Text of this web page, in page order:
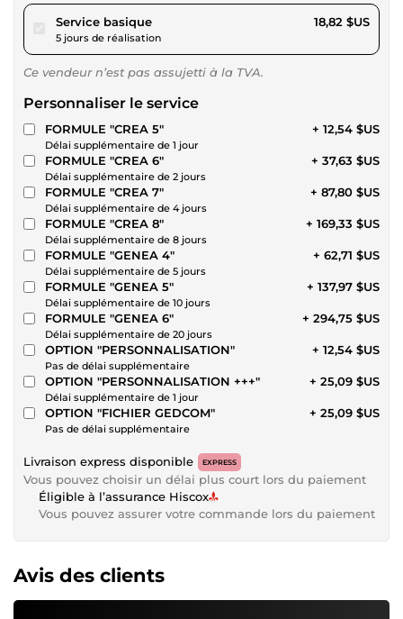
Service basiquepour 17,34 $US
5 jours de réalisation
18,82 $US
Ce vendeur n’est pas assujetti à la TVA.
Personnaliser le service
FORMULE "CREA 5"
Délai supplémentaire de 1 jour
+ 12,54 $US
FORMULE "CREA 6"
Délai supplémentaire de 2 jours
+ 37,63 $US
FORMULE "CREA 7"
Délai supplémentaire de 4 jours
+ 87,80 $US
FORMULE "CREA 8"
Délai supplémentaire de 8 jours
+ 169,33 $US
FORMULE "GENEA 4"
Délai supplémentaire de 5 jours
+ 62,71 $US
FORMULE "GENEA 5"
Délai supplémentaire de 10 jours
+ 137,97 $US
FORMULE "GENEA 6"
Délai supplémentaire de 20 jours
+ 294,75 $US
OPTION "PERSONNALISATION"
Pas de délai supplémentaire
+ 12,54 $US
OPTION "PERSONNALISATION +++"
Délai supplémentaire de 1 jour
+ 25,09 $US
OPTION "FICHIER GEDCOM"
Pas de délai supplémentaire
+ 25,09 $US
Livraison express disponible EXPRESS
Vous pouvez choisir un délai plus court lors du paiement
Éligible à l’assurance Hiscox
Vous pouvez assurer votre commande lors du paiement
Avis des clients